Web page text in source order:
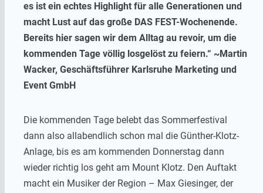
es ist ein echtes Highlight für alle Generationen und
macht Lust auf das große DAS FEST-Wochenende.
Bereits hier sagen wir dem Alltag au revoir, um die
kommenden Tage völlig losgelöst zu feiern.“ ~Martin
Wacker, Geschäftsführer Karlsruhe Marketing und
Event GmbH
Die kommenden Tage belebt das Sommerfestival
dann also allabendlich schon mal die Günther-Klotz-
Anlage, bis es am kommenden Donnerstag dann
wieder richtig los geht am Mount Klotz. Den Auftakt
macht ein Musiker der Region – Max Giesinger, der